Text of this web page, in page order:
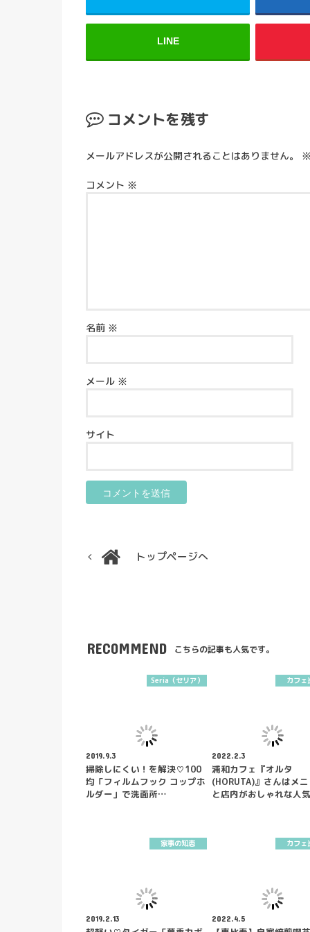
LINE
コメントを残す
メールアドレスが公開されることはありません。
コメント ※
名前 ※
メール ※
サイト
トップページへ
RECOMMEND こちらの記事も人気です。
Seria（セリア）
2019.9.3
掃除しにくい！を解決♡100
均「フィルムフック コップホ
ルダー」で洗面所…
カフェ
2022.2.3
浦和カフェ『オルタ
(HORUTA)』さんはメ
と店内がおしゃれな人
家事の知恵
2019.2.13
カフェ
2022.4.5